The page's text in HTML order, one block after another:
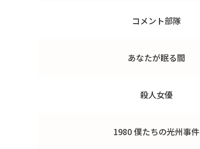
コメント部隊
あなたが眠る間
殺人女優
1980 僕たちの光州事件